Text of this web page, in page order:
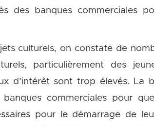
des banques commerciales
culturels, on constate de
particulièrement des
d’intérêt sont trop élevés. La
commerciales pour
pour le démarrage de